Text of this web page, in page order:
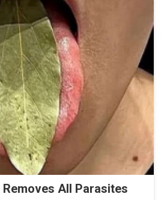
All Parasites